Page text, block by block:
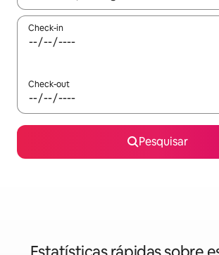
Check-in
Check-out
Pesquisar